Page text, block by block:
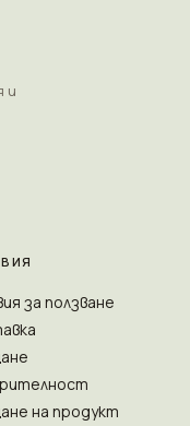
и
за ползване
на продукт